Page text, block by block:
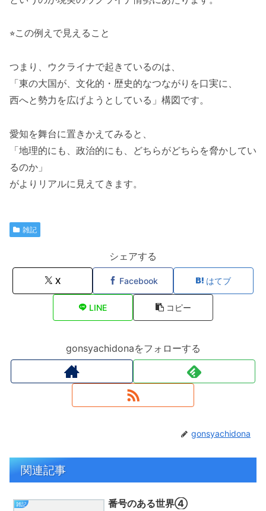
⭐︎この例えで見えること
つまり、ウクライナで起きているのは、
「東の大国が、文化的・歴史的なつながりを口実に、
西へと勢力を広げようとしている」構図です。
愛知を舞台に置きかえてみると、
「地理的にも、政治的にも、どちらがどちらを脅かしてい
るのか」
がよりリアルに見えてきます。
雑記
シェアする
X Facebook はてブ
LINE コピー
gonsyachidonaをフォローする
gonsyachidona
関連記事
雑記 番号のある世界④